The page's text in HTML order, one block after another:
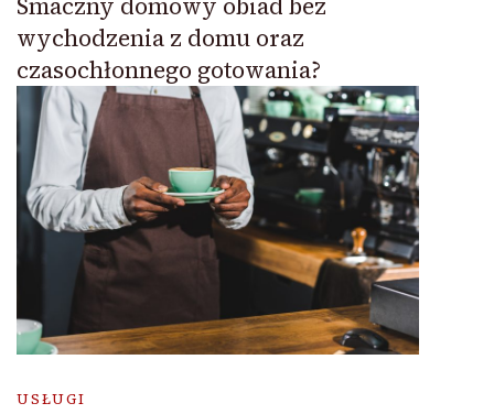
wychodzenia z domu oraz
czasochłonnego gotowania?
USŁUGI